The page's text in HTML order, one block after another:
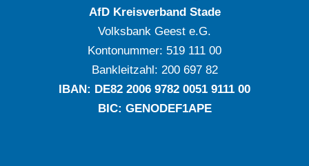
AfD Kreisverband Stade
Volksbank Geest e.G.
Kontonummer: ‍519 111 00
Bankleitzahl: ‍200 697 82
IBAN: DE‍82 ‍2006 ‍9782 ‍0051 ‍9111 ‍00
BIC: GENODEF1APE